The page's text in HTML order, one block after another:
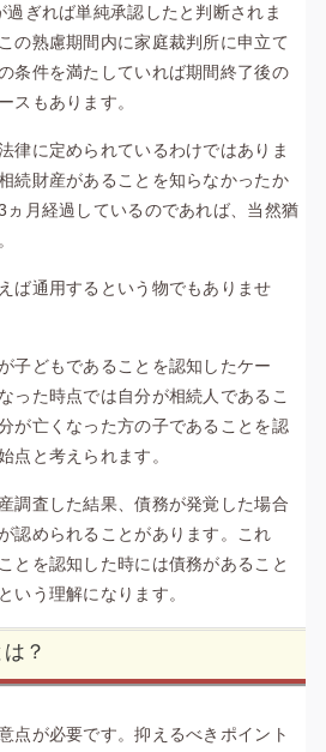
ぎれば単純承認したと判断されま
の熟慮期間内に家庭裁判所に申立て
条件を満たしていれば期間終了後の
スもあります。
律に定められているわけではありま
続財産があることを知らなかったか
ヵ月経過しているのであれば、当然猶
ば通用するという物でもありませ
子どもであることを認知したケー
った時点では自分が相続人であるこ
が亡くなった方の子であることを認
点と考えられます。
調査した結果、債務が発覚した場合
認められることがあります。これ
とを認知した時には債務があること
いう理解になります。
？
点が必要です。抑えるべきポイント